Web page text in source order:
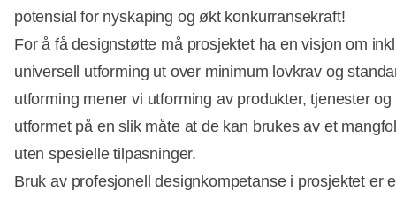
potensial for nyskaping og økt konkurransekraft!
For å få designstøtte må prosjektet ha en visjon om
universell utforming ut over minimum lovkrav og
utforming mener vi utforming av produkter, tjenester
utformet på en slik måte at de kan brukes av et
uten spesielle tilpasninger.
Bruk av profesjonell designkompetanse i prosjektet er